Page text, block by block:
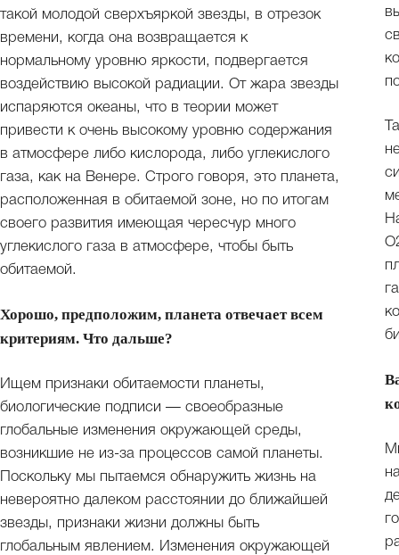
такой молодой сверхъяркой звезды, в отрезок
времени, когда она возвращается к
нормальному уровню яркости, подвергается
воздействию высокой радиации. От жара звезды
испаряются океаны, что в теории может
привести к очень высокому уровню содержания
в атмосфере либо кислорода, либо углекислого
газа, как на Венере. Строго говоря, это планета,
расположенная в обитаемой зоне, но по итогам
своего развития имеющая чересчур много
углекислого газа в атмосфере, чтобы быть
обитаемой.
Хорошо, предположим, планета отвечает всем
критериям. Что дальше?
Ищем признаки обитаемости планеты,
биологические подписи — своеобразные
глобальные изменения окружающей среды,
возникшие не из-за процессов самой планеты.
Поскольку мы пытаемся обнаружить жизнь на
невероятно далеком расстоянии до ближайшей
звезды, признаки жизни должны быть
глобальным явлением. Изменения окружающей